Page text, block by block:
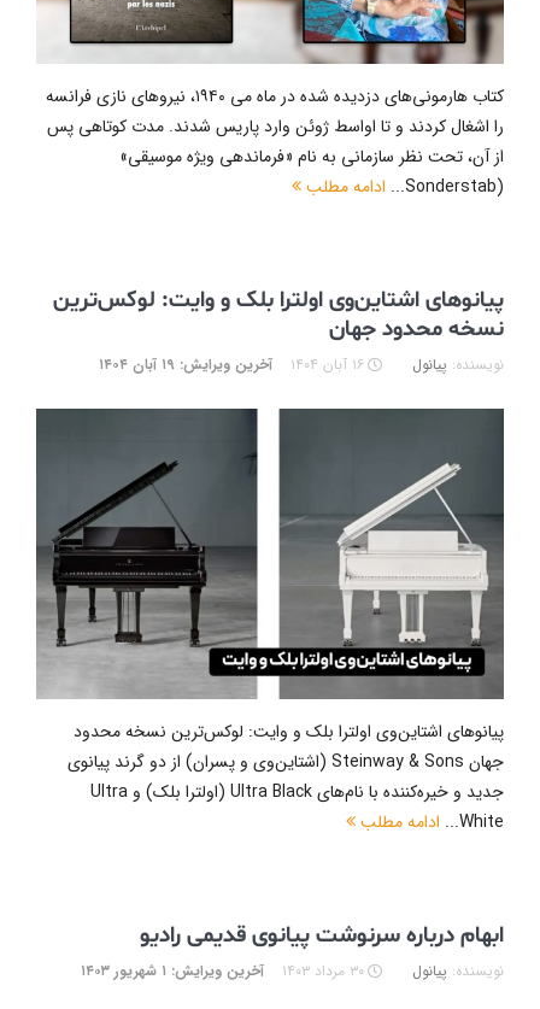
کتاب هارمونی‌های دزدیده شده در ماه می ۱۹۴۰، نیروهای نازی فرانسه
را اشغال کردند و تا اواسط ژوئن وارد پاریس شدند. مدت کوتاهی پس
از آن، تحت نظر سازمانی به نام «فرماندهی ویژه موسیقی»
(Sonderstab...
ادامه مطلب
پیانوهای اشتاین‌وی اولترا بلک و وایت: لوکس‌ترین
نسخه محدود جهان
نویسنده: پیانول ۱۶ آبان ۱۴۰۴ آخرین ویرایش: ۱۹ آبان ۱۴۰۴
پیانوهای اشتاین‌وی اولترا بلک و وایت: لوکس‌ترین نسخه محدود
جهان Steinway & Sons (اشتاین‌وی و پسران) از دو گرند پیانوی
جدید و خیره‌کننده با نام‌های Ultra Black (اولترا بلک) و Ultra
White...
ادامه مطلب
ابهام درباره سرنوشت پیانوی قدیمی رادیو
نویسنده: پیانول ۳۰ مرداد ۱۴۰۳ آخرین ویرایش: ۱ شهریور ۱۴۰۳